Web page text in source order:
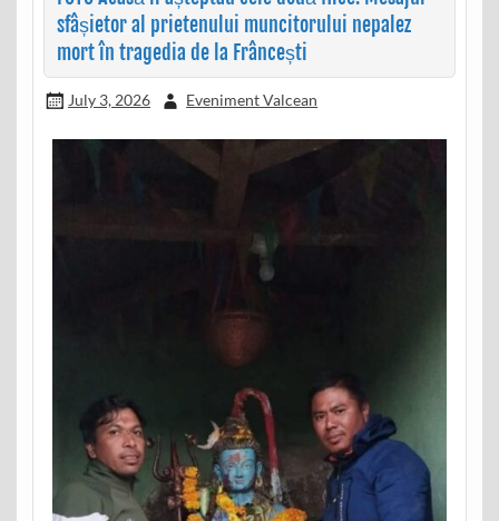
sfâșietor al prietenului muncitorului nepalez
mort în tragedia de la Frâncești
July 3, 2026 Eveniment Valcean